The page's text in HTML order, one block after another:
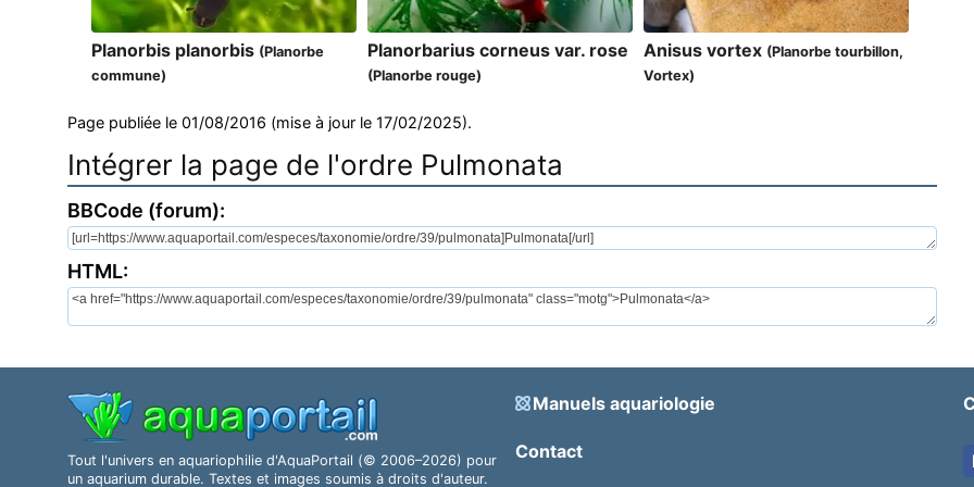
Planorbis planorbis (Planorbe
commune)
Planorbarius corneus var. rose
(Planorbe rouge)
Anisus vortex (Planorbe tourbillon,
Vortex)
Page publiée le 01/08/2016 (mise à jour le 17/02/2025).
Intégrer la page de l'ordre Pulmonata
BBCode (forum):
HTML:
Tout l'univers en aquariophilie d'AquaPortail (© 2006–2026) pour
un aquarium durable. Textes et images soumis à droits d'auteur.
Manuels aquariologie
Contact